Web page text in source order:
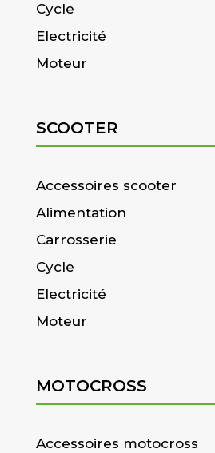
Cycle
Electricité
Moteur
SCOOTER
Accessoires scooter
Alimentation
Carrosserie
Cycle
Electricité
Moteur
MOTOCROSS
Accessoires motocross